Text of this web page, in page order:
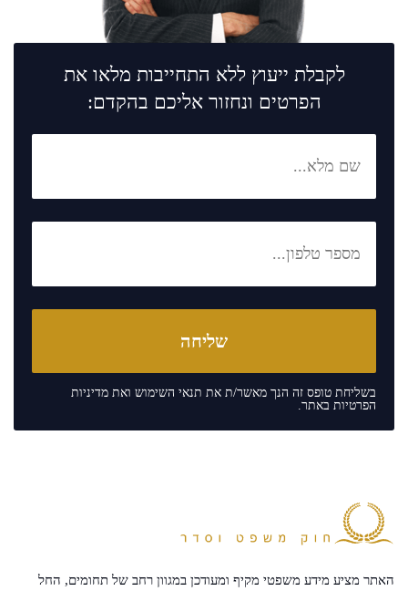
לקבלת ייעוץ ללא התחייבות מלאו את
הפרטים ונחזור אליכם בהקדם:
בשליחת טופס זה הנך מאשר/ת את תנאי השימוש ואת מדיניות
הפרטיות באתר.
האתר מציע מידע משפטי מקיף ומעודכן במגוון רחב של תחומים, החל